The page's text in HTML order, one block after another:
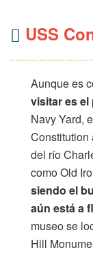
USS
Aunque es
visitar es
Navy Yard,
Constitution
del río
como Old
siendo el
aún está a
museo se
Hill